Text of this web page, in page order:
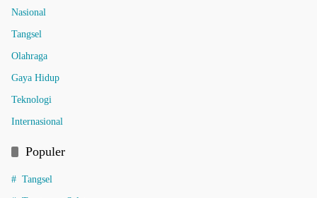
Nasional
Tangsel
Olahraga
Gaya Hidup
Teknologi
Internasional
Populer
Tangsel